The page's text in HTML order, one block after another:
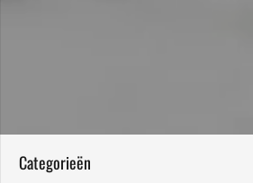
Categorieën